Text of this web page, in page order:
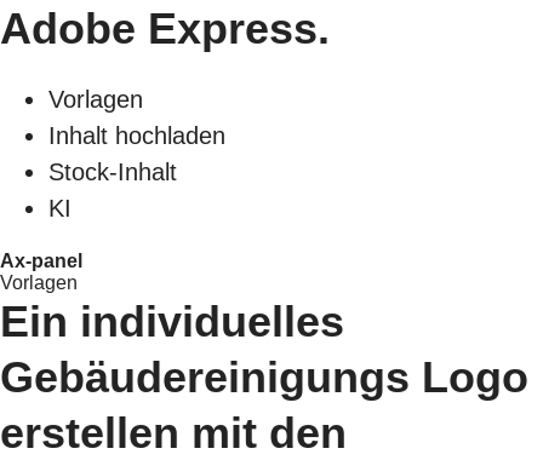
Adobe Express.
Vorlagen
Inhalt hochladen
Stock-Inhalt
KI
Ax-panel
Vorlagen
Ein individuelles
Gebäudereinigungs Logo
erstellen mit den